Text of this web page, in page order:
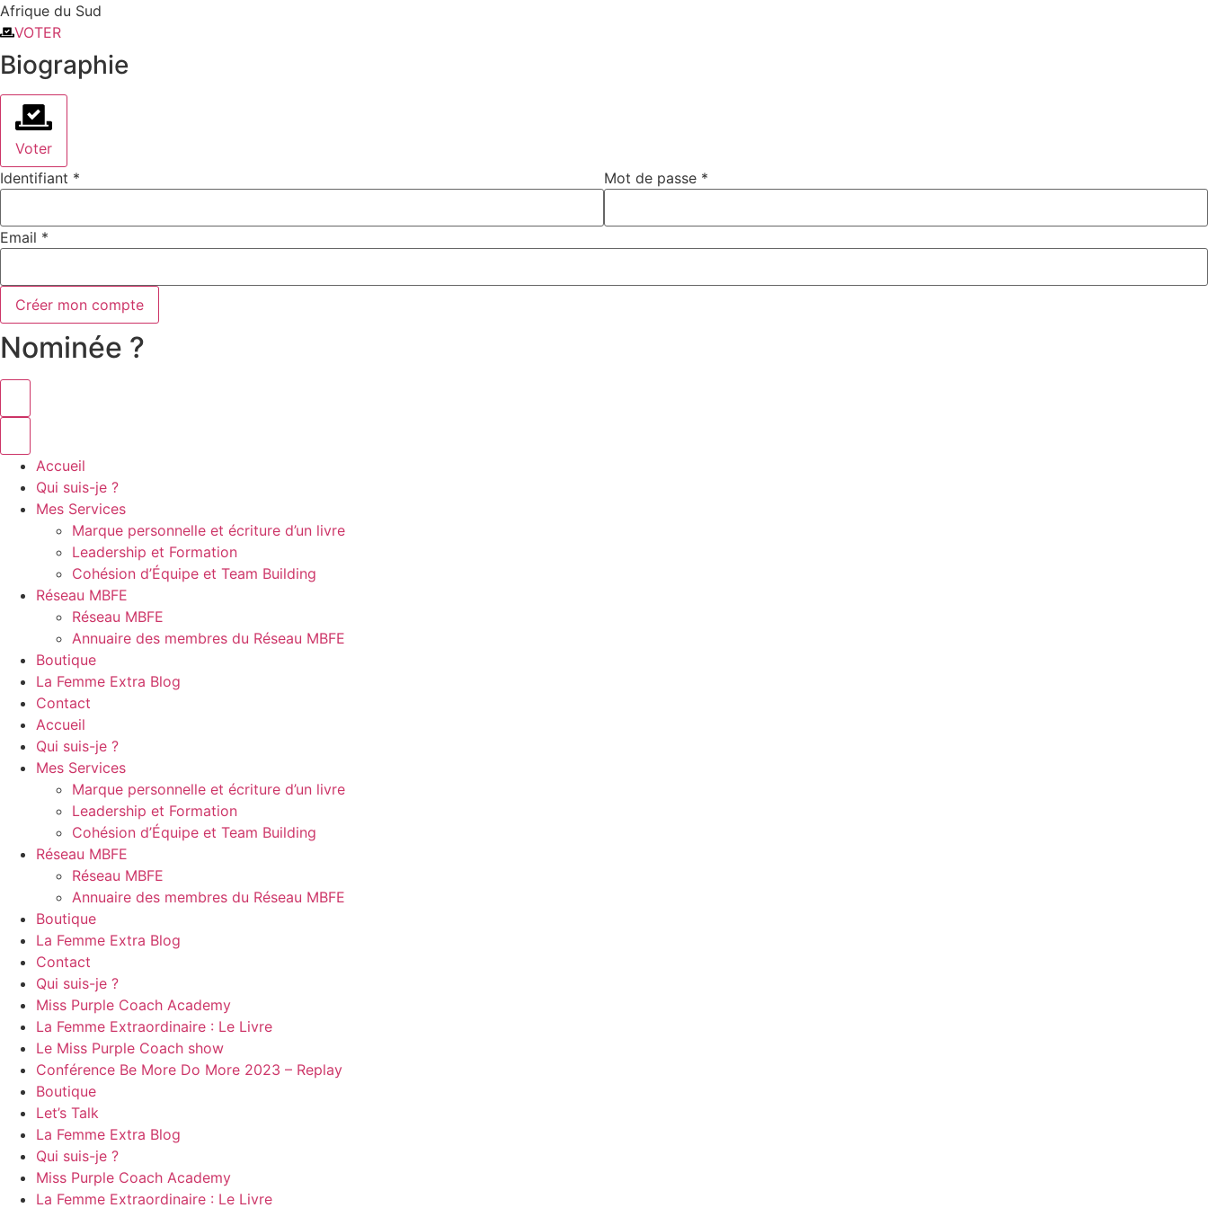
Afrique du Sud
VOTER
Biographie
Voter
Identifiant * Mot de passe *
Email *
Créer mon compte
Nominée ?
Accueil
Qui suis-je ?
Mes Services
Marque personnelle et écriture d’un livre
Leadership et Formation
Cohésion d’Équipe et Team Building
Réseau MBFE
Réseau MBFE
Annuaire des membres du Réseau MBFE
Boutique
La Femme Extra Blog
Contact
Accueil
Qui suis-je ?
Mes Services
Marque personnelle et écriture d’un livre
Leadership et Formation
Cohésion d’Équipe et Team Building
Réseau MBFE
Réseau MBFE
Annuaire des membres du Réseau MBFE
Boutique
La Femme Extra Blog
Contact
Qui suis-je ?
Miss Purple Coach Academy
La Femme Extraordinaire : Le Livre
Le Miss Purple Coach show
Conférence Be More Do More 2023 – Replay
Boutique
Let’s Talk
La Femme Extra Blog
Qui suis-je ?
Miss Purple Coach Academy
La Femme Extraordinaire : Le Livre